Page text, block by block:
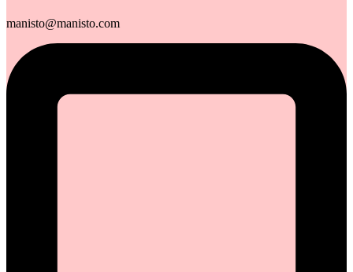
manisto@manisto.com